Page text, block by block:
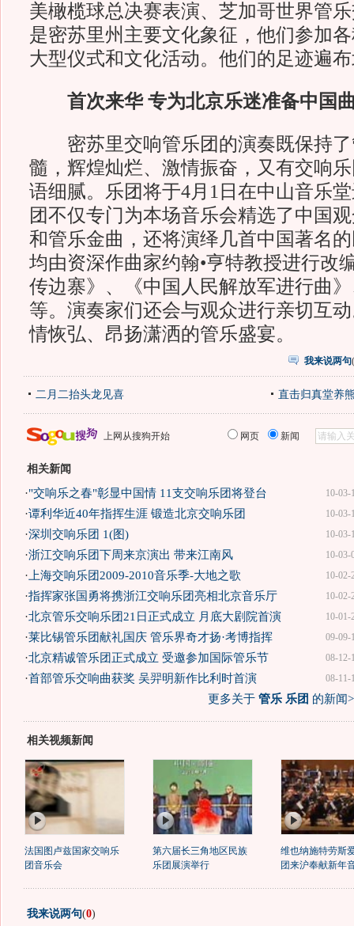
美橄榄球总决赛表演、芝加哥世界管
是密苏里州主要文化象征，他们参加
大型仪式和文化活动。他们的足迹遍
首次来华 专为北京乐迷准备中国
密苏里交响管乐团的演奏既保持了
髓，辉煌灿烂、激情振奋，又有交响
语细腻。乐团将于4月1日在中山音乐
团不仅专门为本场音乐会精选了中国
和管乐金曲，还将演绎几首中国著名
均由资深作曲家约翰•亨特教授进行改
传边寨》、《中国人民解放军进行曲
等。演奏家们还会与观众进行亲切互
情恢弘、昂扬潇洒的管乐盛宴。
我来说两句(
二月二抬头龙见喜 直击归真堂养
上网从搜狗开始 网页 新闻
相关新闻
10-03-
·"交响乐之春"彰显中国情 11支交响乐团将登台
10-03-
·谭利华近40年指挥生涯 锻造北京交响乐团
10-03-
·深圳交响乐团 1(图)
10-03-
·浙江交响乐团下周来京演出 带来江南风
10-02-
· 上海交响乐团2009-2010音乐季-大地之歌
10-02-
·指挥家张国勇将携浙江交响乐团亮相北京音乐厅
10-01-
·北京管乐交响乐团21日正式成立 月底大剧院首演
09-09-
·莱比锡管乐团献礼国庆 管乐界奇才扬·考博指挥
08-12-
·北京精诚管乐团正式成立 受邀参加国际管乐节
08-11-
·首部管乐交响曲获奖 吴羿明新作比利时首演
更多关于 管乐 乐团 的新闻
相关视频新闻
法国图卢兹国家交响乐
团音乐会
第六届长三角地区民族
乐团展演举行
维也纳施特劳斯
团来沪奉献新年
我来说两句(0)